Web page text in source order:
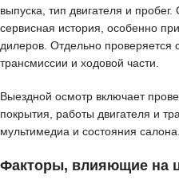
выпуска, тип двигателя и
сервисная история, особенно
дилеров. Отдельно проверяется
трансмиссии и ходовой части.
Выездной осмотр включает
покрытия, работы двигателя и
мультимедиа и состояния салона.
Факторы, влияющие на